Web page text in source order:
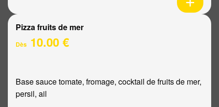
Pizza fruits de mer
Dès 10.00 €
Base sauce tomate, fromage, cocktail de fruits de mer,
persil, ail